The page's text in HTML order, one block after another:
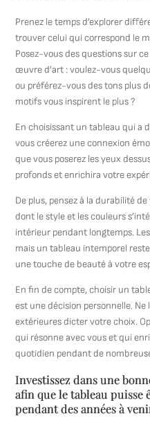
Prenez le temps d’explorer
trouver celui qui correspond le
Posez-vous des questions sur
œuvre d’art : voulez-vous
ou préférez-vous des tons plus
motifs vous inspirent le plus ?
En choisissant un tableau qui a
vous créerez une connexion
que vous poserez les yeux
profonds et enrichira votre
De plus, pensez à la durabilité
dont le style et les couleurs
intérieur pendant longtemps.
mais un tableau intemporel
une touche de beauté à votre
En fin de compte, choisir un
est une décision personnelle. Ne
extérieures dicter votre choix.
qui résonne avec vous et qui
quotidien pendant de
Investissez dans une
afin que le tableau
pendant des années à